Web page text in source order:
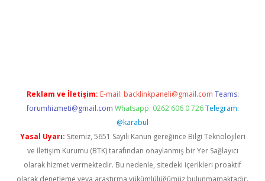
Reklam ve İletişim: E-mail: backlinkpaneli@gmail.com Teams:
forumhizmeti@gmail.com Whatsapp: 0262 606 0 726 Telegram:
@karabul
Yasal Uyarı: Sitemiz, 5651 Sayılı Kanun gereğince Bilgi Teknolojileri
ve İletişim Kurumu (BTK) tarafından onaylanmış bir Yer Sağlayıcı
olarak hizmet vermektedir. Bu nedenle, sitedeki içerikleri proaktif
olarak denetleme veya araştırma yükümlülüğümüz bulunmamaktadır.